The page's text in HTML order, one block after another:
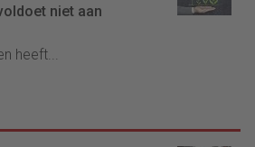
niet aan
heeft...